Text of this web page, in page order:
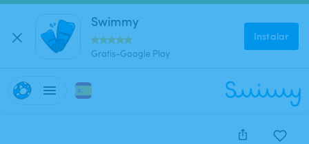
Swimmy
Gratis-Google Play
Instalar